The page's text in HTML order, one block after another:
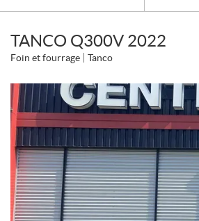
TANCO Q300V 2022
Foin et fourrage Tanco